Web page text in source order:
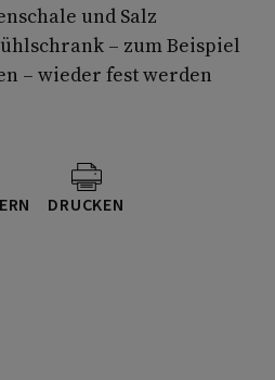
und Salz
– zum Beispiel
– wieder fest werden
DRUCKEN